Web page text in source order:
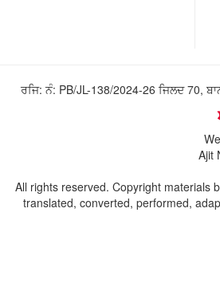
ਰਜਿ: ਨੰ: PB/JL-138/2024-26 ਜਿਲਦ 70,
Ajit
All rights reserved. Copyright materials
translated, converted, performed,